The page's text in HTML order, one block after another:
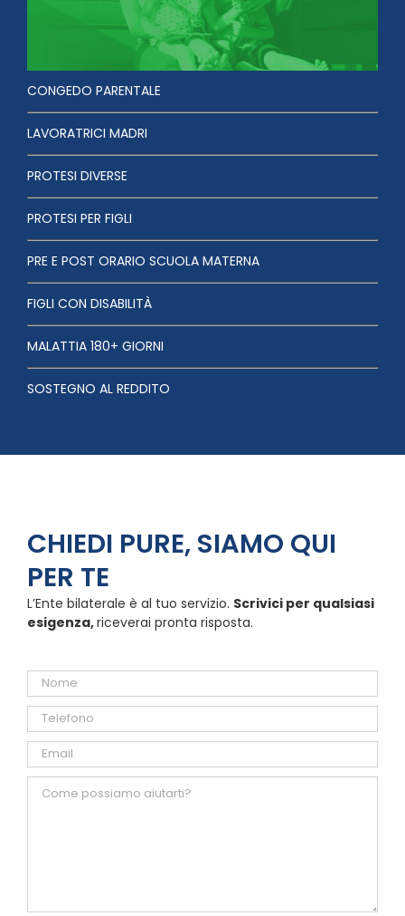
CONGEDO PARENTALE
LAVORATRICI MADRI
PROTESI DIVERSE
PROTESI PER FIGLI
PRE E POST ORARIO SCUOLA MATERNA
FIGLI CON DISABILITÀ
MALATTIA 180+ GIORNI
SOSTEGNO AL REDDITO
CHIEDI PURE, SIAMO QUI
PER TE
L’Ente bilaterale è al tuo servizio. Scrivici per qualsiasi
esigenza,riceverai pronta risposta.